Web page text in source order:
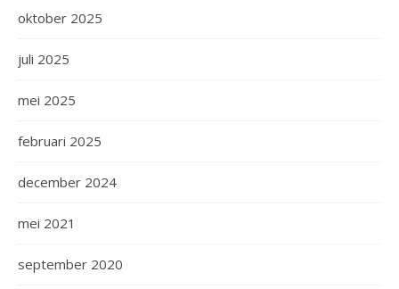
oktober 2025
juli 2025
mei 2025
februari 2025
december 2024
mei 2021
september 2020